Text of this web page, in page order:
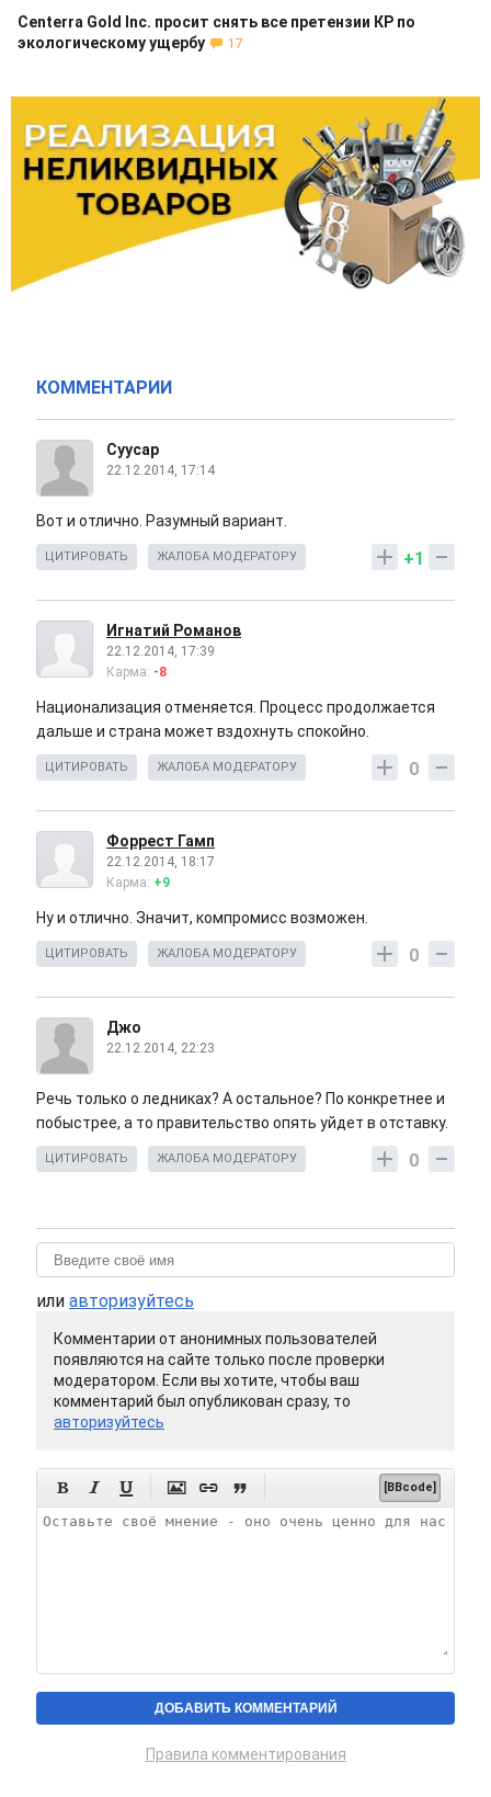
Centerra Gold Inc. просит снять все претензии КР по
экологическому ущербу
17
КОММЕНТАРИИ
Суусар
22.12.2014, 17:14
Вот и отлично. Разумный вариант.
+1
ЦИТИРОВАТЬ ЖАЛОБА МОДЕРАТОРУ
Игнатий Романов
22.12.2014, 17:39
Карма: -8
Национализация отменяется. Процесс продолжается
дальше и страна может вздохнуть спокойно.
0
ЦИТИРОВАТЬ ЖАЛОБА МОДЕРАТОРУ
Форрест Гамп
22.12.2014, 18:17
Карма: +9
Ну и отлично. Значит, компромисс возможен.
0
ЦИТИРОВАТЬ ЖАЛОБА МОДЕРАТОРУ
Джо
22.12.2014, 22:23
Речь только о ледниках? А остальное? По конкретнее и
побыстрее, а то правительство опять уйдет в отставку.
0
ЦИТИРОВАТЬ ЖАЛОБА МОДЕРАТОРУ
или авторизуйтесь
Комментарии от анонимных пользователей
появляются на сайте только после проверки
модератором. Если вы хотите, чтобы ваш
комментарий был опубликован сразу, то
авторизуйтесь
      [BBcode]
Правила комментирования